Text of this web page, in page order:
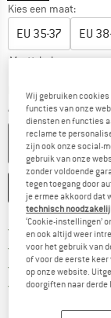
Kies een maat:
EU 35-37 EU
Maattabel
Levertijd: 3-5
Aantal:
Gratis
100 dagen
> 4.000.000
Alle artikelen
Wij gebruiken
functies van onze
diensten en functies
reclame te
zijn ook onze social-
gebruik van onze
zonder voldoende
tegen toegang door
je ermee akkoord dat
technisch
‘Cookie-instellingen’
en ook altijd weer
voor het gebruik van
of voor de eerste
op onze website.
doorgiften naar derde